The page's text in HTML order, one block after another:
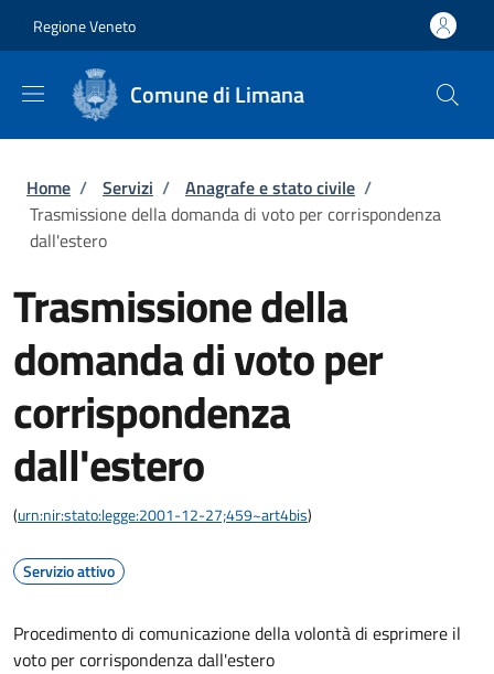
Regione Veneto
Comune di Limana
Briciole di pane
Home / Servizi / Anagrafe e stato civile /
Trasmissione della domanda di voto per corrispondenza
dall'estero
Trasmissione della
domanda di voto per
corrispondenza
dall'estero
(urn:nir:stato:legge:2001-12-27;459~art4bis)
Servizio attivo
Procedimento di comunicazione della volontà di esprimere il
voto per corrispondenza dall'estero